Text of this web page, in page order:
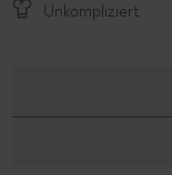
Unkompliziert